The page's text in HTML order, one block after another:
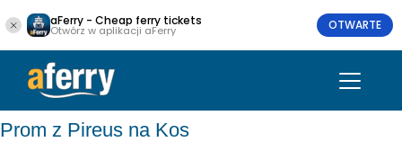
aFerry - Cheap ferry tickets
Otwórz w aplikacji aFerry OTWARTE
Prom z Pireus na Kos